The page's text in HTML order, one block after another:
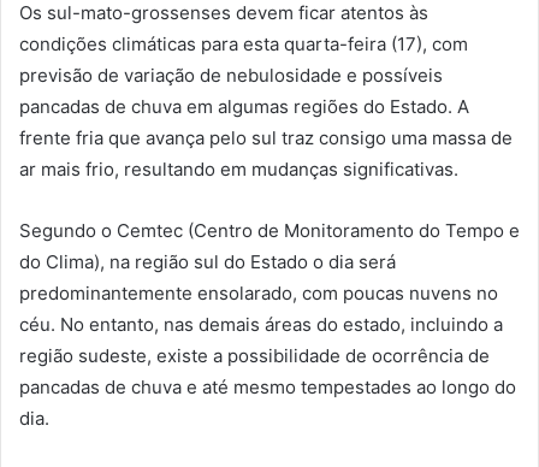
Os sul-mato-grossenses devem ficar atentos às
condições climáticas para esta quarta-feira (17), com
previsão de variação de nebulosidade e possíveis
pancadas de chuva em algumas regiões do Estado. A
frente fria que avança pelo sul traz consigo uma massa de
ar mais frio, resultando em mudanças significativas.
Segundo o Cemtec (Centro de Monitoramento do Tempo e
do Clima), na região sul do Estado o dia será
predominantemente ensolarado, com poucas nuvens no
céu. No entanto, nas demais áreas do estado, incluindo a
região sudeste, existe a possibilidade de ocorrência de
pancadas de chuva e até mesmo tempestades ao longo do
dia.